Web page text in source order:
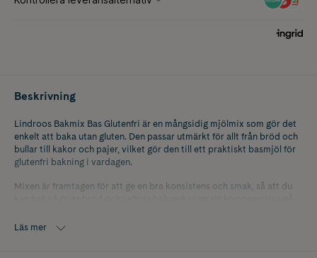
Beskrivning
Lindroos Bakmix Bas Glutenfri är en mångsidig mjölmix som gör det
enkelt att baka utan gluten. Den passar utmärkt för allt från bröd och
bullar till kakor och pajer, vilket gör den till ett praktiskt basmjöl för
glutenfri bakning i vardagen.
Mixen är framtagen för att ge en bra konsistens och smak, så att du
kreationer och är ett pålitligt val för dig som vill lyckas med glutenfri
Läs mer